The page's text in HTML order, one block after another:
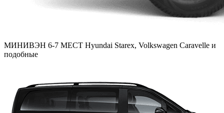
МИНИВЭН 6-7 МЕСТ Hyundai Starex, Volkswagen Caravelle и
подобные